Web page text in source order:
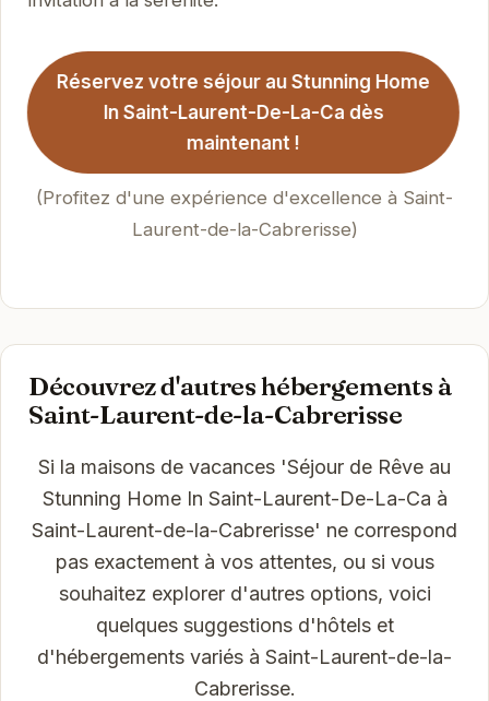
Réservez votre séjour au Stunning Home
In Saint-Laurent-De-La-Ca dès
maintenant !
(Profitez d'une expérience d'excellence à Saint-
Laurent-de-la-Cabrerisse)
Découvrez d'autres hébergements à
Saint-Laurent-de-la-Cabrerisse
Si la maisons de vacances 'Séjour de Rêve au
Stunning Home In Saint-Laurent-De-La-Ca à
Saint-Laurent-de-la-Cabrerisse' ne correspond
pas exactement à vos attentes, ou si vous
souhaitez explorer d'autres options, voici
quelques suggestions d'hôtels et
d'hébergements variés à Saint-Laurent-de-la-
Cabrerisse.